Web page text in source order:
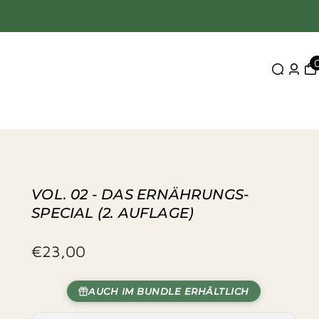
VOL. 02 - DAS ERNÄHRUNGS-
SPECIAL (2. AUFLAGE)
€23,00
AUCH IM BUNDLE ERHÄLTLICH